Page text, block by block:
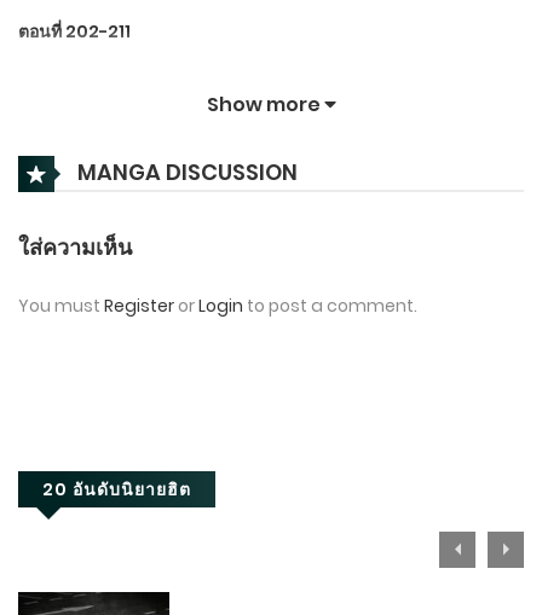
ตอนที่ 202-211
มิถุนายน 10, 2026
ตอนที่ 1-100
Show more
MANGA DISCUSSION
ใส่ความเห็น
You must Register orLogin to post a comment.
20 อันดับนิยายฮิต